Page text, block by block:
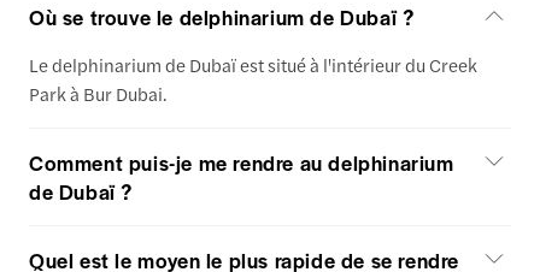
Où se trouve le delphinarium de Dubaï ?
Le delphinarium de Dubaï est situé à l'intérieur du Creek
Park à Bur Dubai.
Comment puis-je me rendre au delphinarium
de Dubaï ?
Quel est le moyen le plus rapide de se rendre